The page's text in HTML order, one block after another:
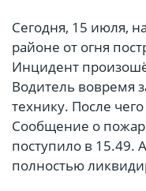
Сегодня, 15 июля,
районе от огня
Инцидент
Водитель вовремя
технику. После
Сообщение о
поступило в 15.49.
полностью